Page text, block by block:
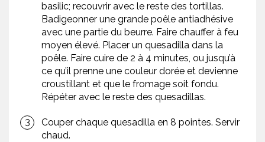
basilic; recouvrir avec le reste des tortillas.
Badigeonner une grande poêle antiadhésive
avec une partie du beurre. Faire chauffer à feu
moyen élevé. Placer un quesadilla dans la
poêle. Faire cuire de 2 à 4 minutes, ou jusqu’à
ce qu’il prenne une couleur dorée et devienne
croustillant et que le fromage soit fondu.
Répéter avec le reste des quesadillas.
Couper chaque quesadilla en 8 pointes. Servir
chaud.